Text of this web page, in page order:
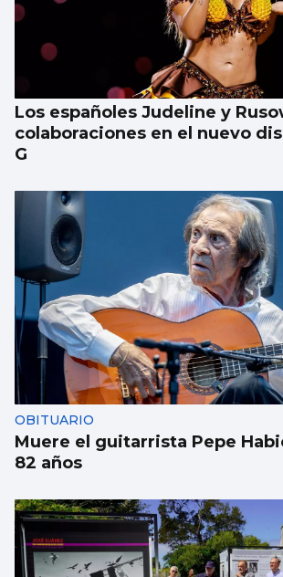
Los españoles Judeline y
colaboraciones en el nuevo
G
OBITUARIO
Muere el guitarrista Pepe
82 años